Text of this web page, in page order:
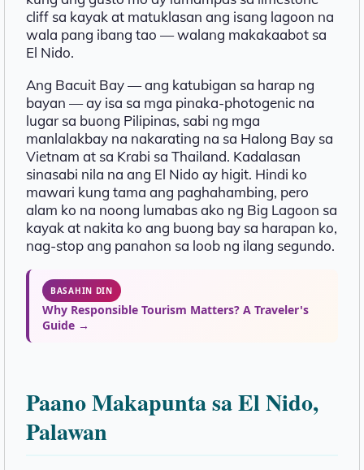
cliff sa kayak at matuklasan ang isang lagoon na
wala pang ibang tao — walang makakaabot sa
El Nido.
Ang Bacuit Bay — ang katubigan sa harap ng
bayan — ay isa sa mga pinaka-photogenic na
lugar sa buong Pilipinas, sabi ng mga
manlalakbay na nakarating na sa Halong Bay sa
Vietnam at sa Krabi sa Thailand. Kadalasan
sinasabi nila na ang El Nido ay higit. Hindi ko
mawari kung tama ang paghahambing, pero
alam ko na noong lumabas ako ng Big Lagoon sa
kayak at nakita ko ang buong bay sa harapan ko,
nag-stop ang panahon sa loob ng ilang segundo.
BASAHIN DIN
Why Responsible Tourism Matters? A Traveler's
Guide →
Paano Makapunta sa El Nido,
Palawan